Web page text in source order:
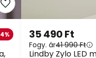
Lindby Zylo LED
35 490 Ft
Fogy. ár41 990 Ft